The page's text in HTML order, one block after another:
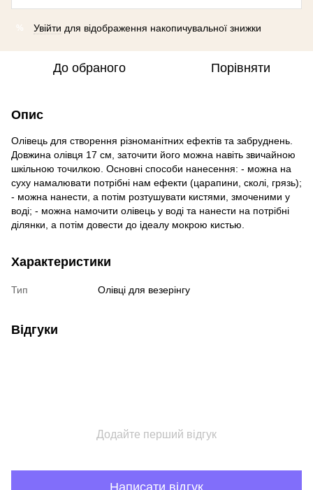
% Увійти для відображення накопичувальної знижки
До обраного Порівняти
Опис
Олівець для створення різноманітних ефектів та забруднень.
Довжина олівця 17 см, заточити його можна навіть звичайною
шкільною точилкою. Основні способи нанесення: - можна на
суху намалювати потрібні нам ефекти (царапини, сколі, грязь);
- можна нанести, а потім розтушувати кистями, змоченими у
воді; - можна намочити олівець у воді та нанести на потрібні
ділянки, а потім довести до ідеалу мокрою кистью.
Характеристики
Тип Олівці для везерінгу
Відгуки
Додайте перший відгук
Написати відгук